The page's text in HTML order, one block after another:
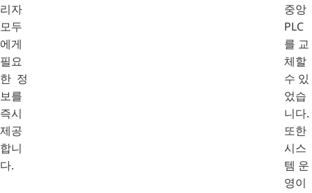
리자
모두
에게
필요
한 정
보를
즉시
제공
합니
다.
중앙
PLC
를 교
체할
수 있
었습
니다.
또한
시스
템 운
영이